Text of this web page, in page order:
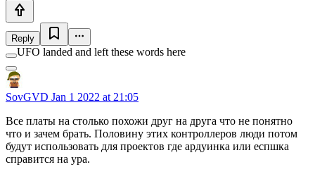
Reply
UFO landed and left these words here
SovGVD Jan 1 2022 at 21:05
Все платы на столько похожи друг на друга что не понятно
что и зачем брать. Половину этих контроллеров люди потом
будут использовать для проектов где ардуинка или еспшка
справится на ура.